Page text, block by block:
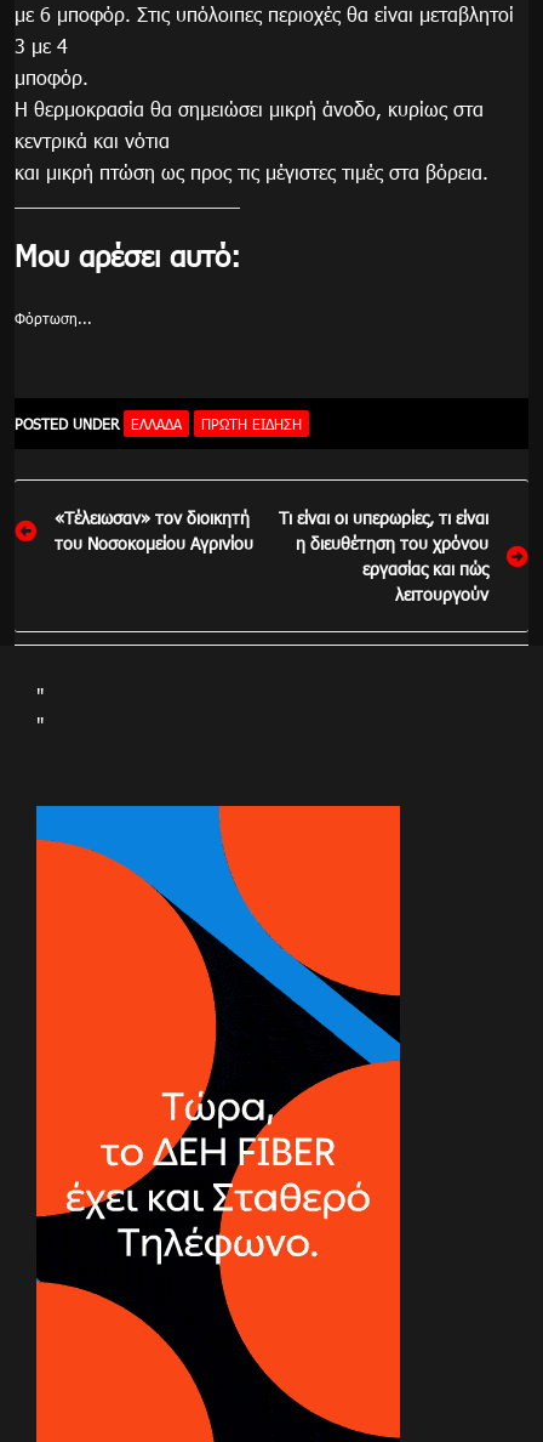
με 6 μποφόρ. Στις υπόλοιπες περιοχές θα είναι μεταβλητοί
3 με 4
μποφόρ.
Η θερμοκρασία θα σημειώσει μικρή άνοδο, κυρίως στα
κεντρικά και νότια
και μικρή πτώση ως προς τις μέγιστες τιμές στα βόρεια.
Μου αρέσει αυτό:
Φόρτωση...
POSTED UNDER ΕΛΛΆΔΑ ΠΡΏΤΗ ΕΊΔΗΣΗ
Πλοήγηση
άρθρων
«Τέλειωσαν» τον διοικητή
του Νοσοκομείου Αγρινίου
Τι είναι οι υπερωρίες, τι είναι
η διευθέτηση του χρόνου
εργασίας και πώς
λειτουργούν
"
"